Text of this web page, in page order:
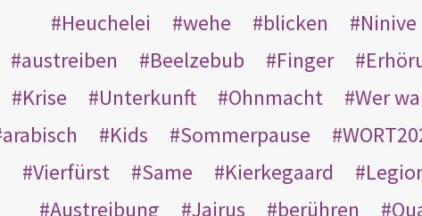
Heuchelei
wehe blicken Ninive
austreiben
Beelzebub Finger
Krise
Unterkunft Ohnmacht Wer
arabisch
Kids Sommerpause
Vierfürst
Same Kierkegaard
Austreibung
Jairus berühren